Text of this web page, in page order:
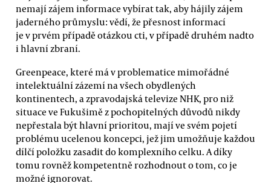
nemají zájem informace vybírat tak, aby hájily zájem
jaderného průmyslu: vědí, že přesnost informací
je v prvém případě otázkou cti, v případě druhém nadto
i hlavní zbraní.
Greenpeace, které má v problematice mimořádné
intelektuální zázemí na všech obydlených
kontinentech, a zpravodajská televize NHK, pro niž
situace ve Fukušimě z pochopitelných důvodů nikdy
nepřestala být hlavní prioritou, mají ve svém pojetí
problému ucelenou koncepci, jež jim umožňuje každou
dílčí položku zasadit do komplexního celku. A díky
tomu rovněž kompetentně rozhodnout o tom, co je
možné ignorovat.